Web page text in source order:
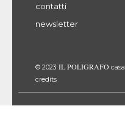
contatti
newsletter
© 2023 IL POLIGRAFO
credits